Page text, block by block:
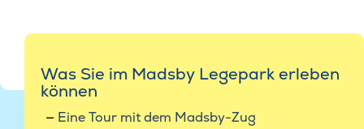
Was Sie im Madsby Legepark erleben
können
Eine Tour mit dem Madsby-Zug